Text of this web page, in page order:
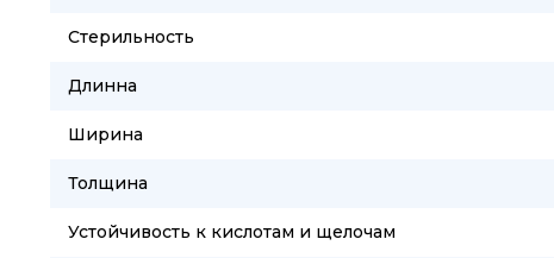
Стерильность
Длинна
Ширина
Толщина
Устойчивость к кислотам и щелочам